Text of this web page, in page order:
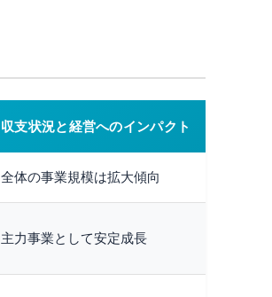
収支状況と経営へのインパクト
全体の事業規模は拡大傾向
主力事業として安定成長